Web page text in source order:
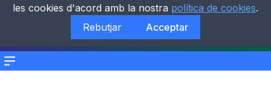
Menu
les cookies d'acord amb la nostra política de cookies.
Rebutjar
Acceptar